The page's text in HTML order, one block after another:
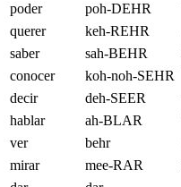
poder poh-DEHR
querer keh-REHR
saber sah-BEHR
conocer koh-noh-SEHR
decir deh-SEER
hablar ah-BLAR
ver behr
mirar mee-RAR